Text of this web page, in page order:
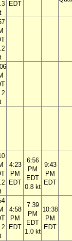
EDT
4:23
PM
EDT
6:56
PM
EDT
0.8 kt
9:43
PM
EDT
4:58
PM
EDT
7:39
PM
EDT
1.0 kt
10:38
PM
EDT